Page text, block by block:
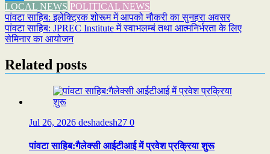
Refind
LOCAL NEWS POLITICAL NEWS
Post
navigation
पांवटा साहिब: इलेक्ट्रिक शोरूम में आपको नौकरी का सुनहरा अवसर
पांवटा साहिब: JPREC Institute में स्वाभलम्बं तथा आत्मनिर्भरता के लिए
सेमिनार का आयोजन
Related posts
Jul 26, 2026 deshadesh27 0
पांवटा साहिब:गैलेक्सी आईटीआई में प्रवेश प्रक्रिया शुरू